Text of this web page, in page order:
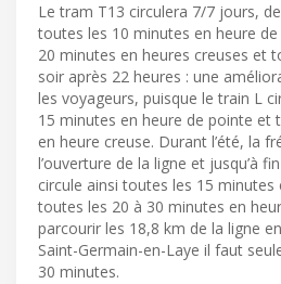
Le tram T13 circulera 7/7 jours,
toutes les 10 minutes en heure
20 minutes en heures creuses et
soir après 22 heures : une
les voyageurs, puisque le train L
15 minutes en heure de pointe et
en heure creuse. Durant l’été, la
l’ouverture de la ligne et jusqu’à
circule ainsi toutes les 15
toutes les 20 à 30 minutes en
parcourir les 18,8 km de la ligne
Saint-Germain-en-Laye il faut
30 minutes.